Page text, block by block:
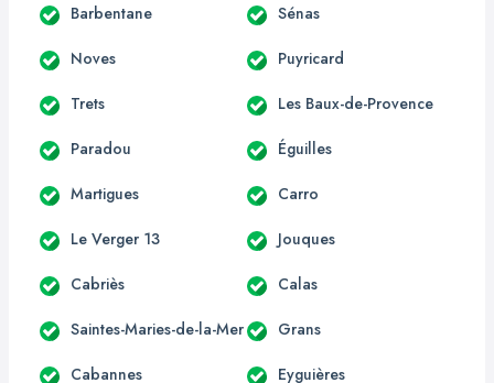
Barbentane Sénas
Noves Puyricard
Trets Les Baux-de-Provence
Paradou Éguilles
Martigues Carro
Le Verger 13 Jouques
Cabriès Calas
Saintes-Maries-de-la-Mer Grans
Cabannes Eyguières